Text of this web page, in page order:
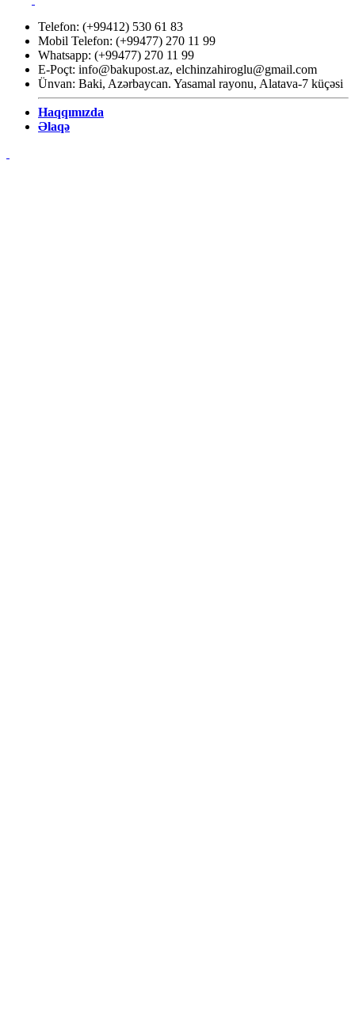
Telefon: (+99412) 530 61 83
Mobil Telefon: (+99477) 270 11 99
Whatsapp: (+99477) 270 11 99
E-Poçt: info@bakupost.az, elchinzahiroglu@gmail.com
Ünvan: Baki, Azərbaycan. Yasamal rayonu, Alatava-7 küçəsi
Haqqımızda
Əlaqə